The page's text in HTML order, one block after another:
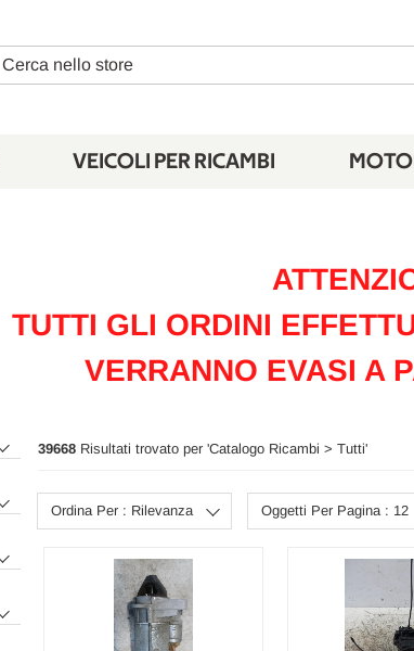
Cerca
VEICOLI PER RICAMBI
TUTTI GLI ORDINI
VERRANNO EVASI A
39668 Risultati trovato per 'Catalogo Ricambi > Tutti'
Ordina Per : Rilevanza Oggetti Per Pagina : 12